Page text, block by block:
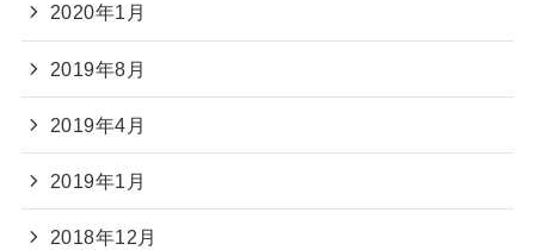
2020年1月
2019年8月
2019年4月
2019年1月
2018年12月